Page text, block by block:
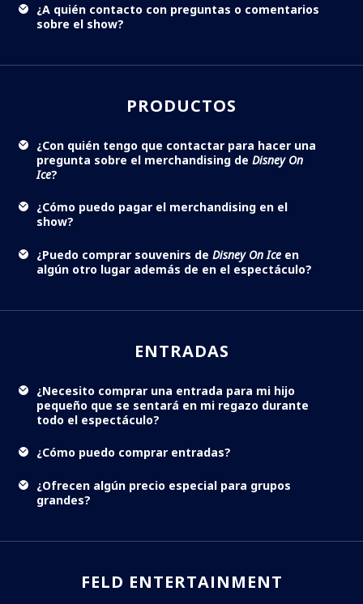
¿A quién contacto con preguntas o comentarios
sobre el show?
PRODUCTOS
¿Con quién tengo que contactar para hacer una
pregunta sobre el merchandising de Disney On
Ice?
¿Cómo puedo pagar el merchandising en el
show?
¿Puedo comprar souvenirs de Disney On Ice en
algún otro lugar además de en el espectáculo?
ENTRADAS
¿Necesito comprar una entrada para mi hijo
pequeño que se sentará en mi regazo durante
todo el espectáculo?
¿Cómo puedo comprar entradas?
¿Ofrecen algún precio especial para grupos
grandes?
FELD ENTERTAINMENT